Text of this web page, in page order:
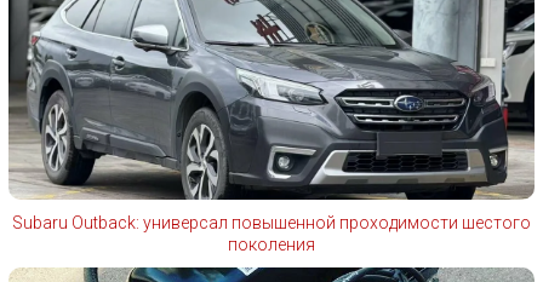
Subaru Outback: универсал повышенной проходимости шестого
поколения